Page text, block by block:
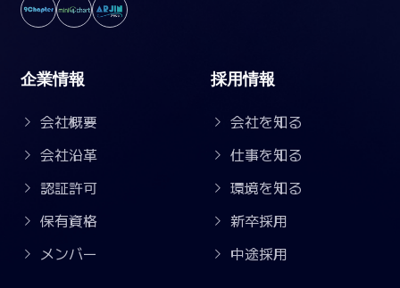
企業情報
会社概要
会社沿革
認証許可
保有資格
メンバー
採用情報
会社を知る
仕事を知る
環境を知る
新卒採用
中途採用